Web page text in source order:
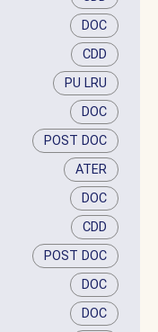
DOC
CDD
PU LRU
DOC
POST DOC
ATER
DOC
CDD
POST DOC
DOC
DOC